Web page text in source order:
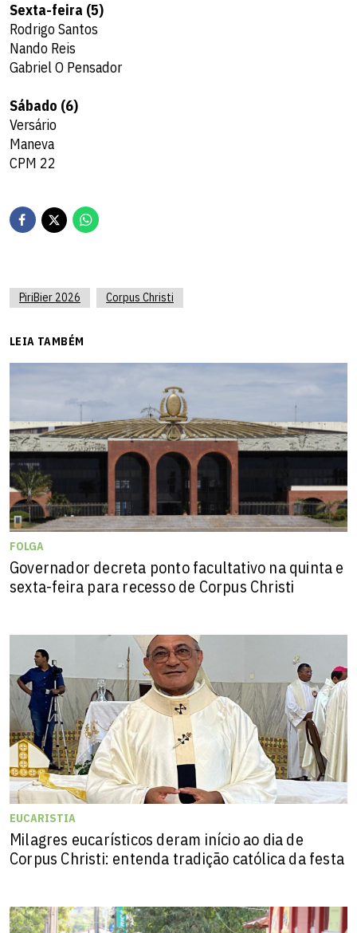
Sexta-feira (5)
⁠Rodrigo Santos
Nando Reis
Gabriel O Pensador
Sábado (6)
⁠Versário
Maneva
CPM 22
PiriBier 2026 Corpus Christi
LEIA TAMBÉM
FOLGA
Governador decreta ponto facultativo na quinta e
sexta-feira para recesso de Corpus Christi
EUCARISTIA
Milagres eucarísticos deram início ao dia de
Corpus Christi: entenda tradição católica da festa